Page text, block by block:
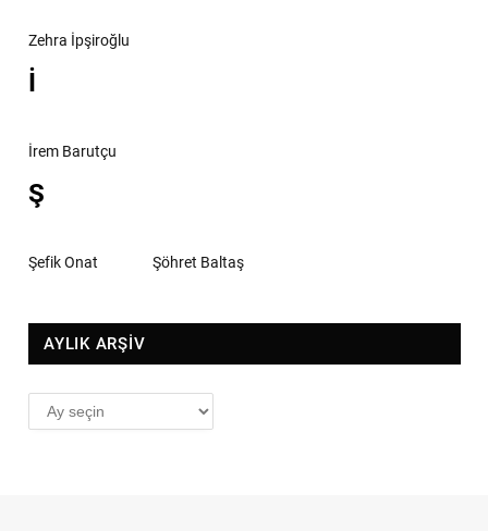
Zehra İpşiroğlu
İ
İrem Barutçu
Ş
Şefik Onat Şöhret Baltaş
AYLIK ARŞİV
AYLIK
ARŞİV